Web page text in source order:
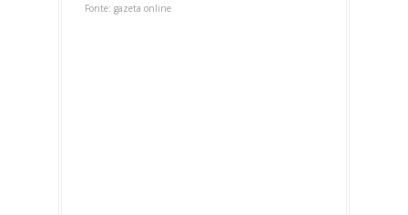
Fonte: gazeta online